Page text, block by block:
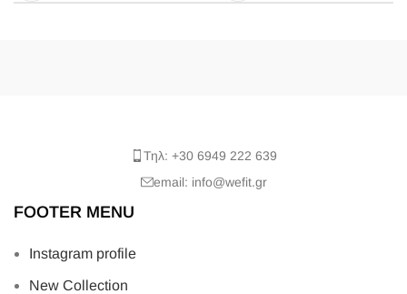
Τηλ: +30 6949 222 639
email: info@wefit.gr
FOOTER MENU
Instagram profile
New Collection